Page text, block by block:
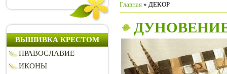
ВЫШИВКА КРЕСТОМ
ПРАВОСЛАВИЕ
ИКОНЫ
Главная » ДЕКОР